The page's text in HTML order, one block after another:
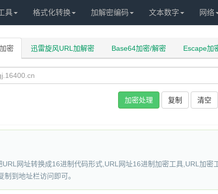
具 格式化转换 加解密编码 文本数字 网络
密 迅雷旋风URL加解密 Base64加密/解密 Escape加
加密处理 复制 清空
网址转换成16进制代码形式,URL网址16进制加密工具,URL加
到地址栏访问即可。